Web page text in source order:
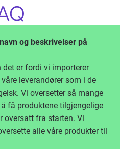
og beskrivelser på
det er fordi vi importerer
leverandører som i de
Vi oversetter så mange
få produktene tilgjengelige
oversatt fra starten. Vi
alle våre produkter til